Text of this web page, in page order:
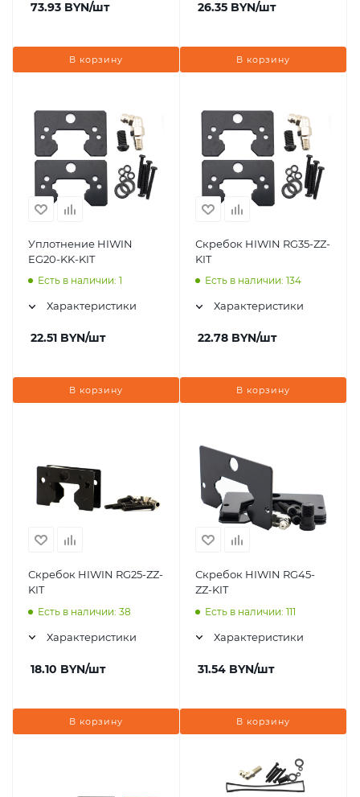
73.93 BYN/шт
В корзину
26.35 BYN/шт
В корзину
Уплотнение HIWIN
EG20-KK-KIT
Есть в наличии: 1
Характеристики
22.51 BYN/шт
В корзину
Скребок HIWIN RG35-ZZ-
KIT
Есть в наличии: 134
Характеристики
22.78 BYN/шт
В корзину
Скребок HIWIN RG25-ZZ-
KIT
Есть в наличии: 38
Характеристики
18.10 BYN/шт
В корзину
Скребок HIWIN RG45-
ZZ-KIT
Есть в наличии: 111
Характеристики
31.54 BYN/шт
В корзину